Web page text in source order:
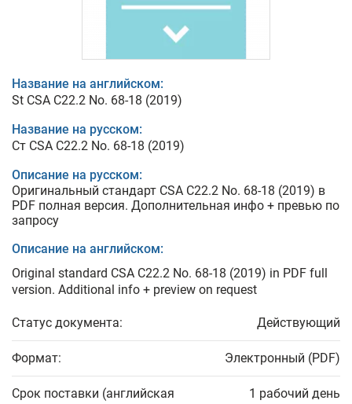
Название на английском:
St CSA C22.2 No. 68-18 (2019)
Название на русском:
Ст CSA C22.2 No. 68-18 (2019)
Описание на русском:
Оригинальный стандарт CSA C22.2 No. 68-18 (2019) в
PDF полная версия. Дополнительная инфо + превью по
запросу
Описание на английском:
Original standard CSA C22.2 No. 68-18 (2019) in PDF full
version. Additional info + preview on request
Статус документа: Действующий
Формат: Электронный (PDF)
Срок поставки (английская
1 рабочий день